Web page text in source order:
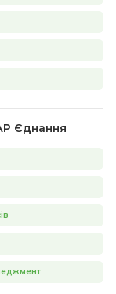
Єднання